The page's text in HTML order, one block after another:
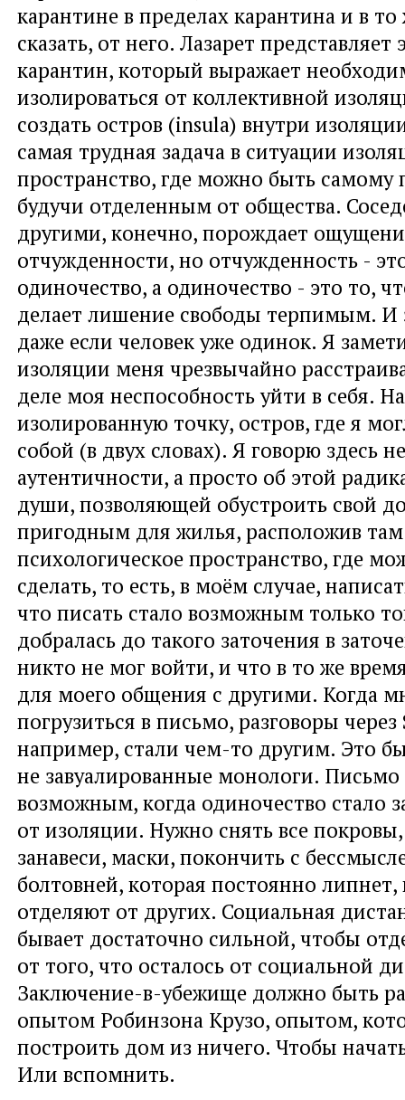
карантине в пределах карантина и в
сказать, от него. Лазарет
карантин, который выражает
изолироваться от коллективной
создать остров (insula) внутри
самая трудная задача в ситуации
пространство, где можно быть самому
будучи отделенным от общества.
другими, конечно, порождает
отчужденности, но отчужденность -
одиночество, а одиночество - это то,
делает лишение свободы терпимым. И
даже если человек уже одинок. Я
изоляции меня чрезвычайно
деле моя неспособность уйти в себя.
изолированную точку, остров, где я
собой (в двух словах). Я говорю здесь
аутентичности, а просто об этой
души, позволяющей обустроить свой
пригодным для жилья, расположив там
психологическое пространство, где
сделать, то есть, в моём случае,
что писать стало возможным только
добралась до такого заточения в
никто не мог войти, и что в то же
для моего общения с другими. Когда
погрузиться в письмо, разговоры через
например, стали чем-то другим. Это
не завуалированные монологи. Письмо
возможным, когда одиночество стало
от изоляции. Нужно снять все
занавеси, маски, покончить с
болтовней, которая постоянно липнет,
отделяют от других. Социальная
бывает достаточно сильной, чтобы
от того, что осталось от социальной
Заключение-в-убежище должно быть
опытом Робинзона Крузо, опытом,
построить дом из ничего. Чтобы
Или вспомнить.